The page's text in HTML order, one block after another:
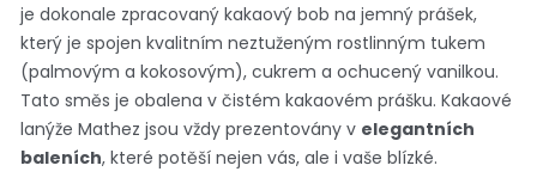
je dokonale zpracovaný kakaový bob na jemný prášek,
který je spojen kvalitním neztuženým rostlinným tukem
(palmovým a kokosovým), cukrem a ochucený vanilkou.
Tato směs je obalena v čistém kakaovém prášku. Kakaové
lanýže Mathez jsou vždy prezentovány v elegantních
baleních, které potěší nejen vás, ale i vaše blízké.